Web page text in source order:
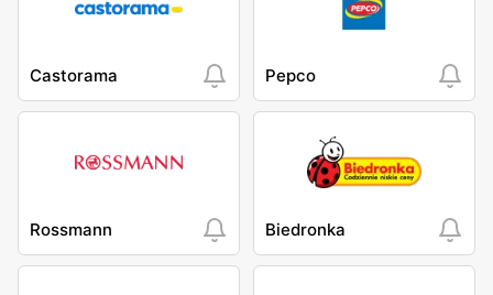
Castorama Pepco
Rossmann Biedronka